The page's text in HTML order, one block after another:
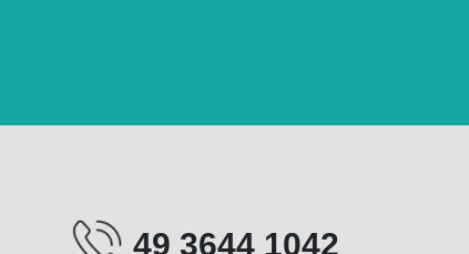
49 3644 1042